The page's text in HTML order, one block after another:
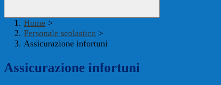
Home >
Personale scolastico >
Assicurazione infortuni
Assicurazione infortuni